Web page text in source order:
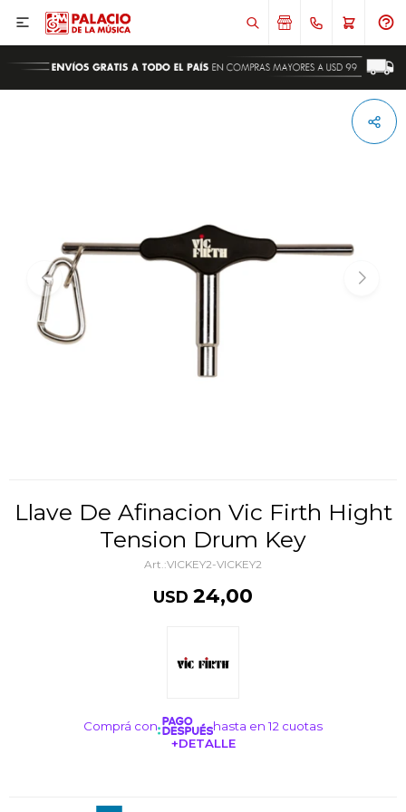

Llave De Afinacion Vic Firth Hight
Tension Drum Key
VICKEY2-VICKEY2
USD 24,00
Comprá con
hasta en 12 cuotas
+DETALLE